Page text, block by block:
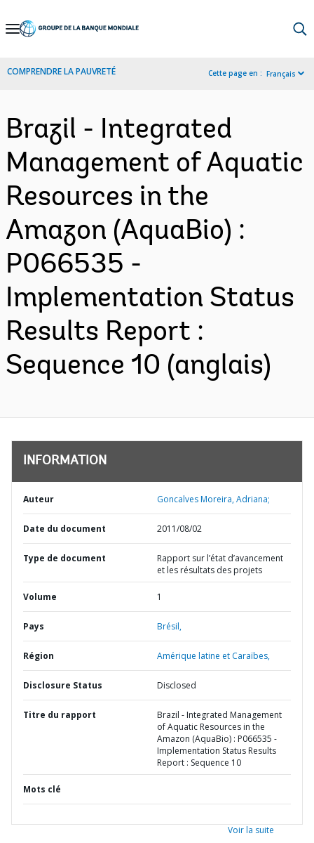
Skip
Navigation
COMPRENDRE LA PAUVRETÉ Cette page en : Français
Brazil - Integrated
Management of Aquatic
Resources in the
Amazon (AquaBio) :
P066535 -
Implementation Status
Results Report :
Sequence 10 (anglais)
INFORMATION
Auteur Goncalves Moreira, Adriana;
Date du document 2011/08/02
Type de document
Rapport sur l’état d’avancement
et les résultats des projets
Volume 1
Pays Brésil,
Région Amérique latine et Caraïbes,
Disclosure Status Disclosed
Titre du rapport
Brazil - Integrated Management
of Aquatic Resources in the
Amazon (AquaBio) : P066535 -
Implementation Status Results
Report : Sequence 10
Mots clé
Voir la suite